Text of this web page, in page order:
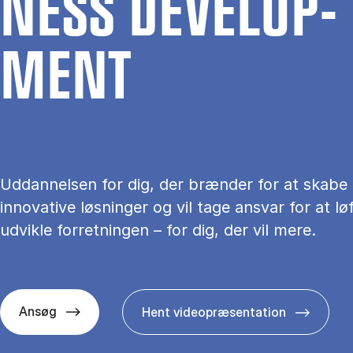
NESS DE­VE­L­OP­
MENT
Uddannelsen for dig, der brænder for at skabe
innovative løsninger og vil tage ansvar for at
udvikle forretningen – for dig, der vil mere.
Ansøg Hent videopræsentation